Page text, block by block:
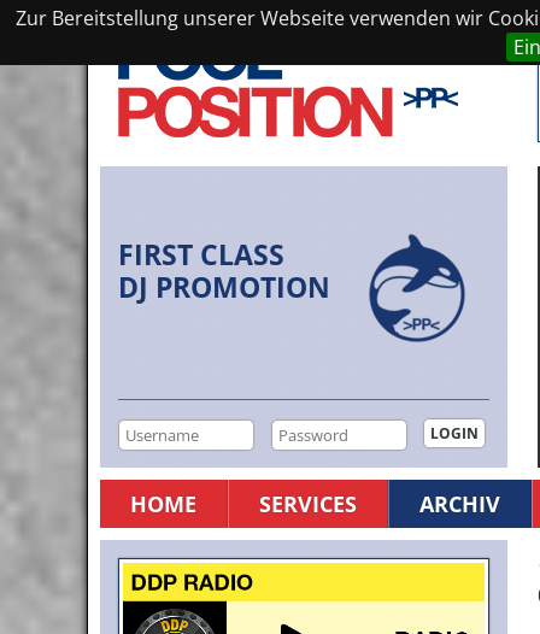
Zur Bereitstellung unserer Webseite verwenden wir
FIRST CLASS
DJ PROMOTION
HOME SERVICES ARCHIV